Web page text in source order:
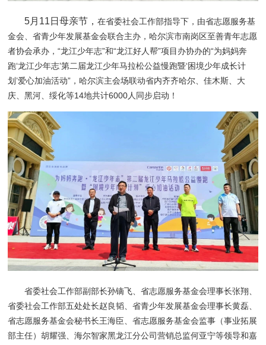
5月11日母亲节，在省委社会工作部指导下，由省志愿服务基
金会、省青少年发展基金会联合主办，哈尔滨市南岗区至善青年志愿
者协会承办，“龙江少年志”和“龙江好人帮”项目办协办的“为妈妈奔
跑‘龙江少年志’第二届龙江少年马拉松公益慢跑暨‘困境少年成长计
划’爱心加油活动”，哈尔滨主会场联动省内齐齐哈尔、佳木斯、大
庆、黑河、绥化等14地共计6000人同步启动！
省委社会工作部副部长孙镝飞、省志愿服务基金会理事长张翔、
省委社会工作部五处处长赵良韬、省青少年发展基金会理事长黄磊、
省志愿服务基金会秘书长王海臣、省志愿服务基金会监事（事业拓展
部主任）胡耀强、海尔智家黑龙江分公司营销总监何亚宁等领导和嘉